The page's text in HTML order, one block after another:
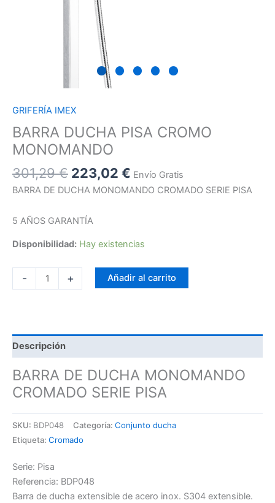
GRIFERÍA IMEX
BARRA DUCHA PISA CROMO
MONOMANDO
301,29€ 223,02 € Envío Gratis
BARRA DE DUCHA MONOMANDO CROMADO SERIE PISA
5 AÑOS GARANTÍA
Disponibilidad: Hay existencias
- + Añadir al carrito
Descripción
BARRA DE DUCHA MONOMANDO
CROMADO SERIE PISA
SKU: BDP048 Categoría: Conjunto ducha
Etiqueta: Cromado
Serie: Pisa
Referencia: BDP048
Barra de ducha extensible de acero inox. S304 extensible.